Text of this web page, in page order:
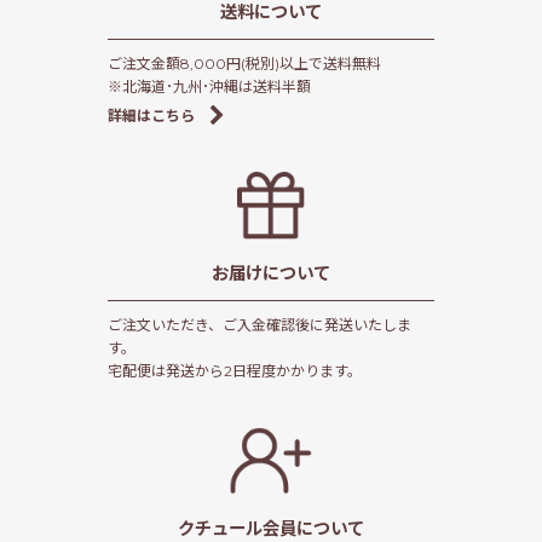
送料について
ご注文金額8,000円(税別)以上で送料無料
※北海道･九州･沖縄は送料半額
詳細はこちら
お届けについて
ご注文いただき、ご入金確認後に発送いたしま
す。
宅配便は発送から2日程度かかります。
クチュール会員について